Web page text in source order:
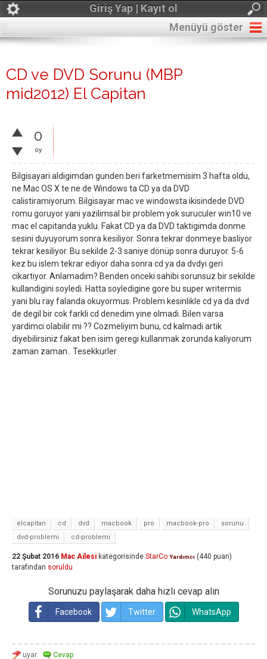
Giriş Yap | Kayıt ol
Menüyü göster
CD ve DVD Sorunu (MBP
mid2012) El Capitan
0
oy
Bilgisayari aldigimdan gunden beri farketmemisim 3 hafta oldu,
ne Mac OS X te ne de Windows ta CD ya da DVD
calistiramiyorum. Bilgisayar mac ve windowsta ikisindede DVD
romu goruyor yani yazilimsal bir problem yok suruculer win10 ve
mac el capitanda yuklu. Fakat CD ya da DVD taktigimda donme
sesini duyuyorum sonra kesiliyor. Sonra tekrar donmeye basliyor
tekrar kesiliyor. Bu sekilde 2-3 saniye dönüp sonra duruyor. 5-6
kez bu islem tekrar ediyor daha sonra cd ya da dvdyi geri
cikartiyor. Anlamadim? Benden onceki sahibi sorunsuz bir sekilde
kullandigini soyledi. Hatta soyledigine gore bu super writermis
yani blu ray falanda okuyormus. Problem kesinlikle cd ya da dvd
de degil bir cok farkli cd denedim yine olmadi. Bilen varsa
yardimci olabilir mi ?? Cozmeliyim bunu, cd kalmadi artik
diyebilirsiniz fakat ben isim geregi kullanmak zorunda kaliyorum
zaman zaman.. Tesekkurler
elcapitan cd dvd macbook pro macbook-pro
sorunu
dvd-problemi
cd-problemi
22 Şubat 2016 Mac Ailesi kategorisinde StarCo Yardımcı (440 puan)
tarafından soruldu
Sorunuzu paylaşarak daha hızlı cevap alın
Facebook Twitter WhatsApp